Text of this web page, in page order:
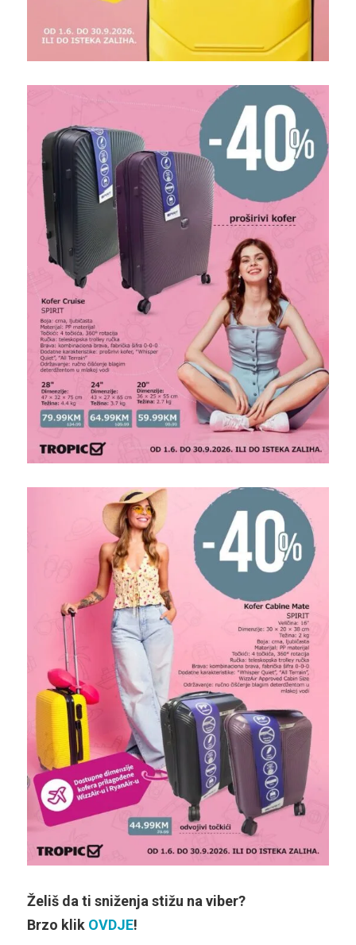
Želiš da ti sniženja stižu na viber?
Brzo klik OVDJE!